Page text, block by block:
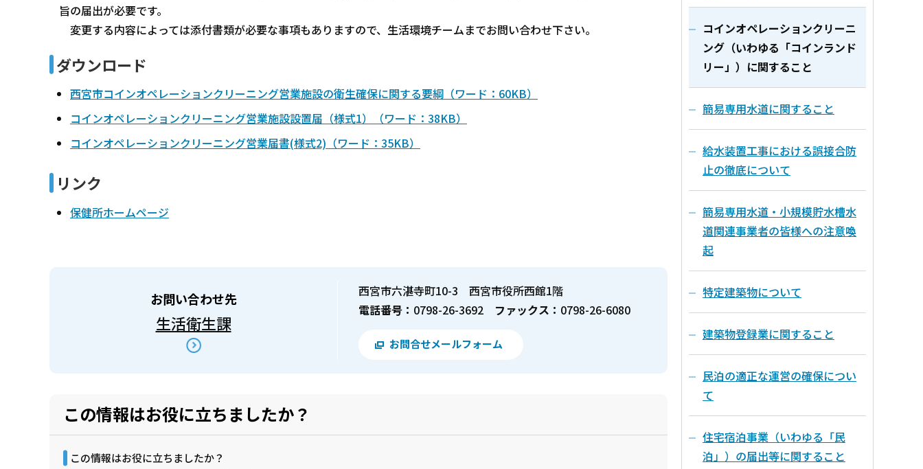
旨の届出が必要です。
変更する内容によっては添付書類が必要な事項もありますので、生活環境チームまでお問い合わせ下さい。
ダウンロード
西宮市コインオペレーションクリーニング営業施設の衛生確保に関する要綱（ワード：60KB）
コインオペレーションクリーニング営業施設設置届（様式1）（ワード：38KB）
コインオペレーションクリーニング営業届書(様式2)（ワード：35KB）
リンク
保健所ホームページ
お問い合わせ先
生活衛生課
西宮市六湛寺町10-3 西宮市役所西館1階
電話番号： 0798-26-3692 ファックス： 0798-26-6080
お問合せメールフォーム
この情報はお役に立ちましたか？
この情報はお役に立ちましたか？
コインオペレーションクリーニ
ング（いわゆる「コインランド
リー」）に関すること
簡易専用水道に関すること
給水装置工事における誤接合防
止の徹底について
簡易専用水道・小規模貯水槽水
道関連事業者の皆様への注意喚
起
特定建築物について
建築物登録業に関すること
民泊の適正な運営の確保につい
て
住宅宿泊事業（いわゆる「民
泊」）の届出等に関すること